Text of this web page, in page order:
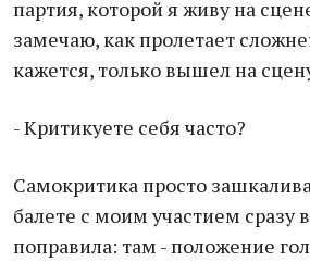
партия, которой я живу на
замечаю, как пролетает
кажется, только вышел на
- Критикуете себя часто?
Самокритика просто
балете с моим участием сразу
поправила: там - положение